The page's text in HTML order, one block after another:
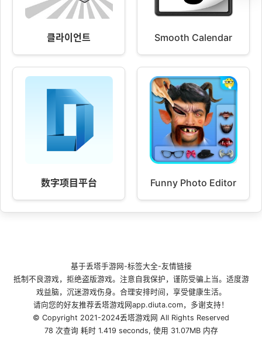
클라이언트 Smooth Calendar
数字项目平台 Funny Photo Editor
基于丢塔手游网 -标签大全-友情链接
抵制不良游戏，拒绝盗版游戏。注意自我保护，谨防受骗上当。适度游
戏益脑，沉迷游戏伤身。合理安排时间，享受健康生活。
请向您的好友推荐丢塔游戏网app.diuta.com，多谢支持！
© Copyright 2021-2024丢塔游戏网 All Rights Reserved
78 次查询 耗时 1.419 seconds, 使用 31.07MB 内存